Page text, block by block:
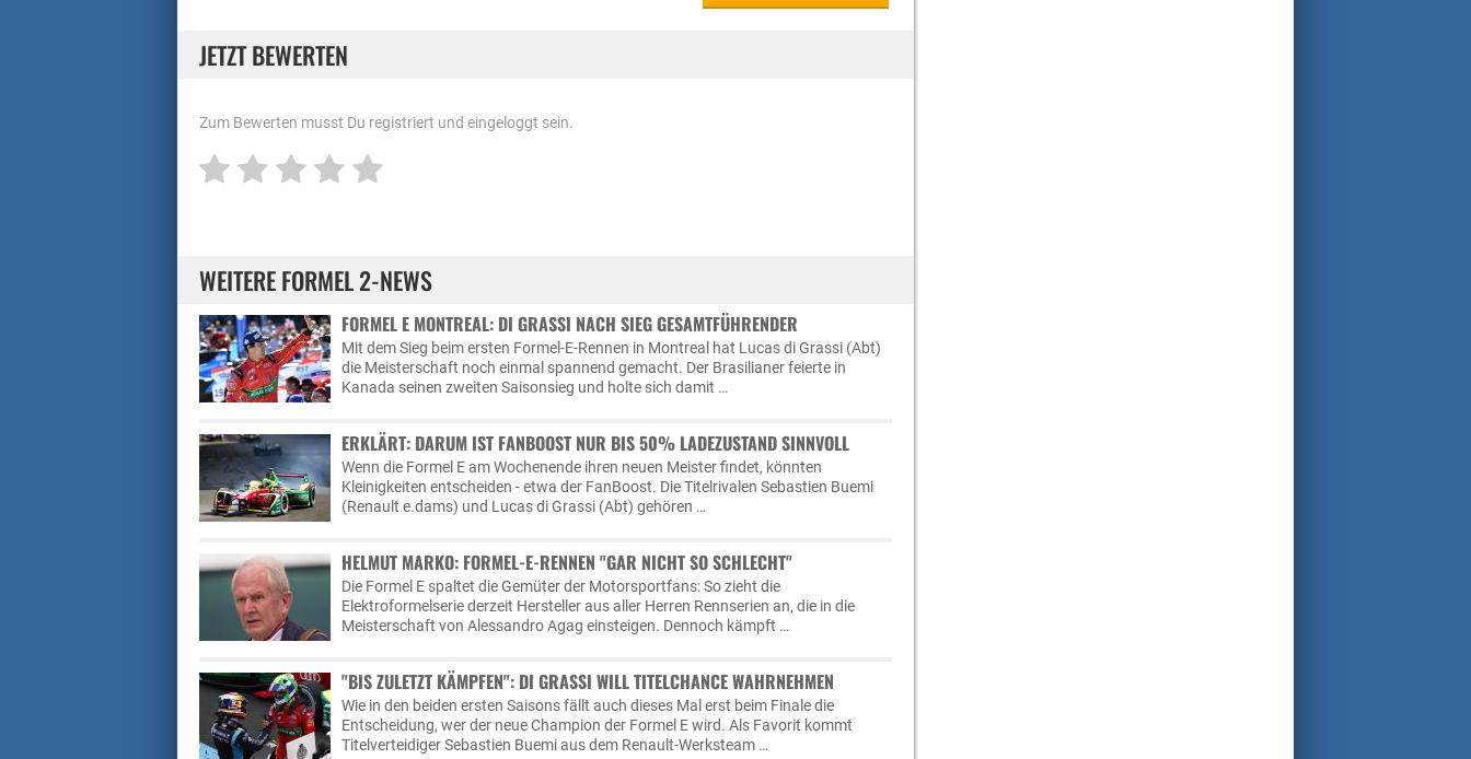
JETZT BEWERTEN
Zum Bewerten musst Du registriert und eingeloggt sein.
WEITERE FORMEL 2-NEWS
FORMEL E MONTREAL: DI GRASSI NACH SIEG GESAMTFÜHRENDER
Mit dem Sieg beim ersten Formel-E-Rennen in Montreal hat Lucas di Grassi (Abt)
die Meisterschaft noch einmal spannend gemacht. Der Brasilianer feierte in
Kanada seinen zweiten Saisonsieg und holte sich damit …
ERKLÄRT: DARUM IST FANBOOST NUR BIS 50% LADEZUSTAND SINNVOLL
Wenn die Formel E am Wochenende ihren neuen Meister findet, könnten
Kleinigkeiten entscheiden - etwa der FanBoost. Die Titelrivalen Sebastien Buemi
(Renault e.dams) und Lucas di Grassi (Abt) gehören …
HELMUT MARKO: FORMEL-E-RENNEN "GAR NICHT SO SCHLECHT"
Die Formel E spaltet die Gemüter der Motorsportfans: So zieht die
Elektroformelserie derzeit Hersteller aus aller Herren Rennserien an, die in die
Meisterschaft von Alessandro Agag einsteigen. Dennoch kämpft …
"BIS ZULETZT KÄMPFEN": DI GRASSI WILL TITELCHANCE WAHRNEHMEN
Wie in den beiden ersten Saisons fällt auch dieses Mal erst beim Finale die
Entscheidung, wer der neue Champion der Formel E wird. Als Favorit kommt
Titelverteidiger Sebastien Buemi aus dem Renault-Werksteam …